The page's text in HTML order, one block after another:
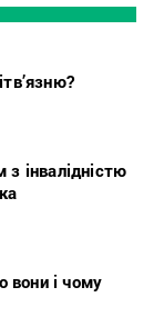
інвалідністю
вони і чому